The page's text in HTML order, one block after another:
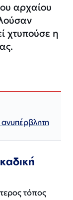
αρχαίου
χτυπούσε η
τόπος